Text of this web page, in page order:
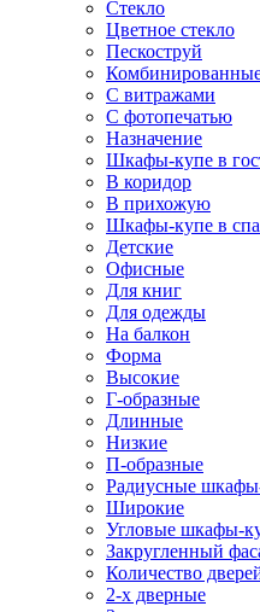
Стекло
Цветное стекло
Пескоструй
С витражами
С фотопечатью
Назначение
Шкафы-купе в
В коридор
В прихожую
Шкафы-купе в
Детские
Офисные
Для книг
Для одежды
На балкон
Форма
Высокие
Г-образные
Длинные
Низкие
П-образные
Радиусные
Широкие
Угловые шкафы-
Закругленный
Количество
2-х дверные